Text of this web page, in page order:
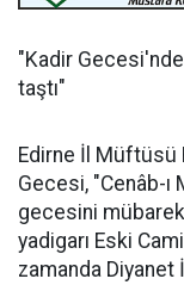
"Kadir
taştı"
Edirne İl Müftüsü
Gecesi, "Cenâb-
gecesini
yadigarı Eski
zamanda Diyanet